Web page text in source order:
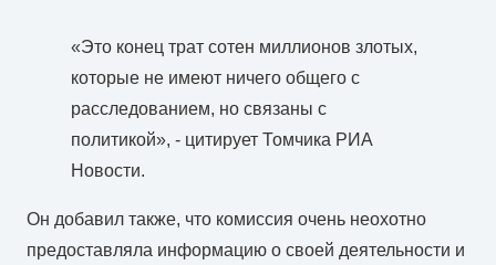
«Это конец трат сотен миллионов злотых,
которые не имеют ничего общего с
расследованием, но связаны с
политикой», - цитирует Томчика РИА
Новости.
Он добавил также, что комиссия очень неохотно
предоставляла информацию о своей деятельности и